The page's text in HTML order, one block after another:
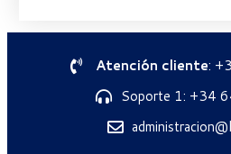
Atención cliente:
Soporte 1: +34